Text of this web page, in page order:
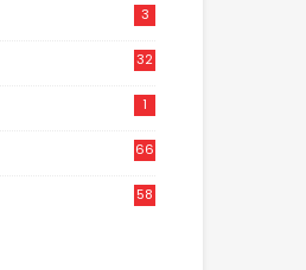
3
32
1
66
58